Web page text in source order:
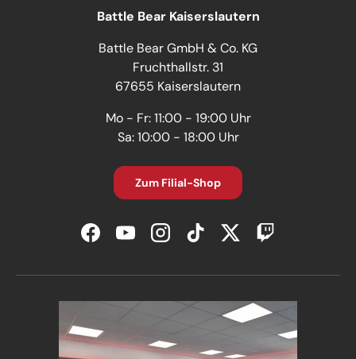
Battle Bear Kaiserslautern
Battle Bear GmbH & Co. KG
Fruchthallstr. 31
67655 Kaiserslautern
Mo - Fr: 11:00 - 19:00 Uhr
Sa: 10:00 - 18:00 Uhr
Zum Filial-Shop
FacebookYouTubeInstagramTikTokTwitterTwitch